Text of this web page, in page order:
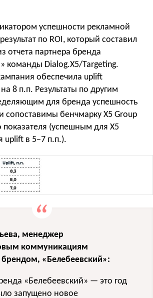
успешности рекламной
по ROI, который составил
отчета партнера бренда
команды Dialog.X5/Targeting.
обеспечила uplift
8 п.п. Результаты по другим
для бренда успешность
сопоставимы бенчмарку X5 Group
показателя (успешным для X5
uplift в 5−7 п.п.).
менеджер
коммуникациям
«Белебеевский»:
«Белебеевский» — это год
запущено новое